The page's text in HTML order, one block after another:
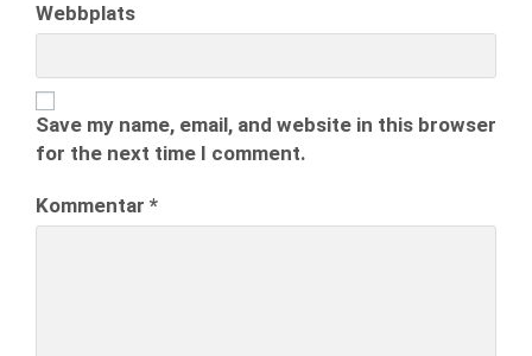
Webbplats
Save my name, email, and website in this browser
for the next time I comment.
Kommentar *